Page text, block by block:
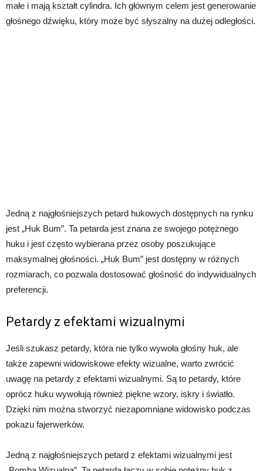
małe i mają kształt cylindra. Ich głównym celem jest generowanie
głośnego dźwięku, który może być słyszalny na dużej odległości.
Jedną z najgłośniejszych petard hukowych dostępnych na rynku
jest „Huk Bum”. Ta petarda jest znana ze swojego potężnego
huku i jest często wybierana przez osoby poszukujące
maksymalnej głośności. „Huk Bum” jest dostępny w różnych
rozmiarach, co pozwala dostosować głośność do indywidualnych
preferencji.
Petardy z efektami wizualnymi
Jeśli szukasz petardy, która nie tylko wywoła głośny huk, ale
także zapewni widowiskowe efekty wizualne, warto zwrócić
uwagę na petardy z efektami wizualnymi. Są to petardy, które
oprócz huku wywołują również piękne wzory, iskry i światło.
Dzięki nim można stworzyć niezapomniane widowisko podczas
pokazu fajerwerków.
Jedną z najgłośniejszych petard z efektami wizualnymi jest